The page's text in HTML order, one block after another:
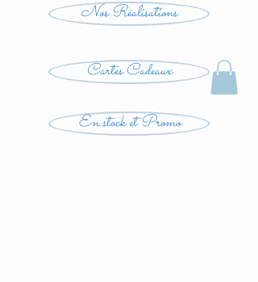
Nos Réalisations
Cartes Cadeaux
En stock et Promo